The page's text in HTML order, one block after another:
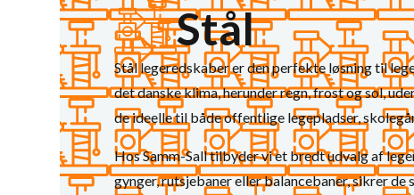
Stål
Stål legeredskaber er den perfekte løsning til
det danske klima, herunder regn, frost og sol,
de ideelle til både offentlige legepladser,
Hos Samm-Sall tilbyder vi et bredt udvalg af
gynger, rutsjebaner eller balancebaner, sikrer